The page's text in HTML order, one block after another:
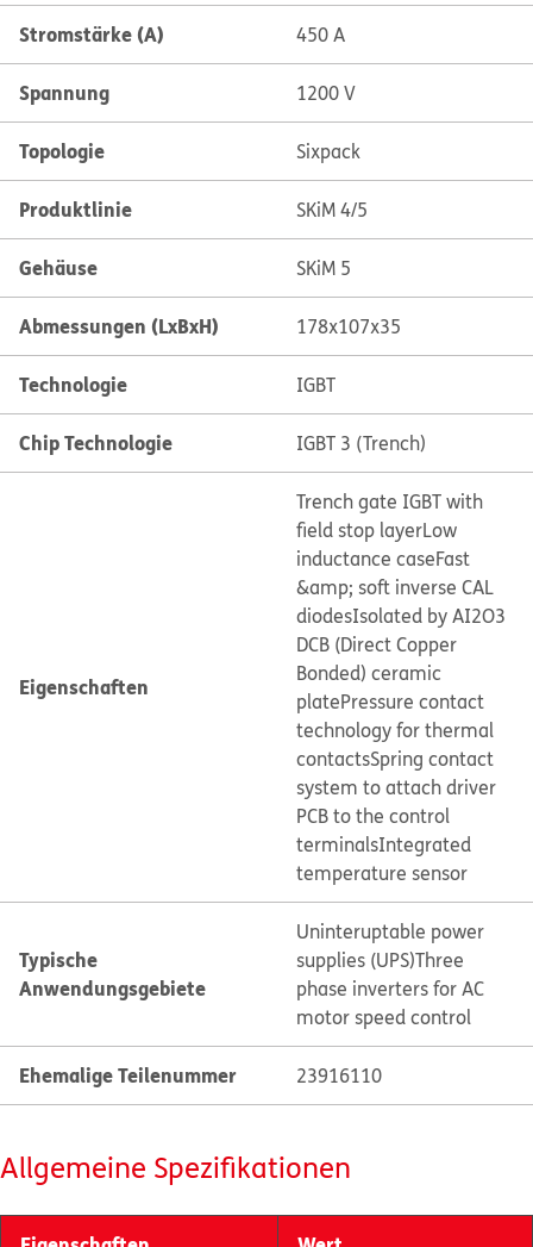
Stromstärke (A) 450 A
Spannung 1200 V
Topologie Sixpack
Produktlinie SKiM 4/5
Gehäuse SKiM 5
Abmessungen (LxBxH) 178x107x35
Technologie IGBT
Chip Technologie IGBT 3 (Trench)
Eigenschaften
Trench gate IGBT with
field stop layerLow
inductance caseFast
&amp; soft inverse CAL
diodesIsolated by AI2O3
DCB (Direct Copper
Bonded) ceramic
platePressure contact
technology for thermal
contactsSpring contact
system to attach driver
PCB to the control
terminalsIntegrated
temperature sensor
Typische
Anwendungsgebiete
Uninteruptable power
supplies (UPS)Three
phase inverters for AC
motor speed control
Ehemalige Teilenummer 23916110
Allgemeine Spezifikationen